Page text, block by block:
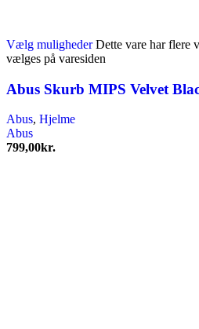
Vælg muligheder Dette vare har flere
vælges på varesiden
Abus Skurb MIPS Velvet
Abus, Hjelme
Abus
799,00kr.